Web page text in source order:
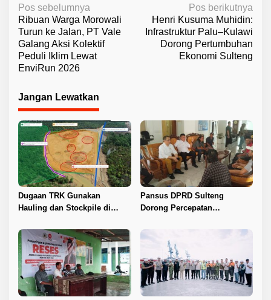
N
a
v
i
a
s
i
p
o
s
Pos sebelumnya
Ribuan Warga Morowali
Turun ke Jalan, PT Vale
Galang Aksi Kolektif
Peduli Iklim Lewat
EnviRun 2026
Pos berikutnya
Henri Kusuma Muhidin:
Infrastruktur Palu–Kulawi
Dorong Pertumbuhan
Ekonomi Sulteng
Jangan Lewatkan
Dugaan TRK Gunakan
Hauling dan Stockpile di
Antam Buka Peta IUP
Pansus DPRD Sulteng
Dorong Percepatan
Sawit di Toli-Toli